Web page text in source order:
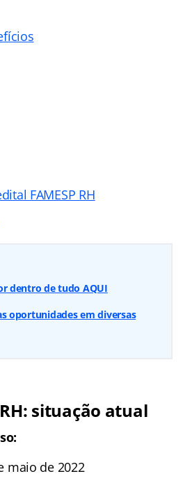
FAMESP RH
dentro de tudo AQUI
oportunidades em diversas
situação atual
maio de 2022